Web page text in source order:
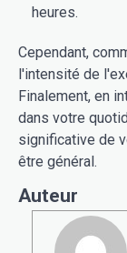
heures.
Cependant,
l'intensité de
Finalement, en
dans votre
significative de
être général.
Auteur